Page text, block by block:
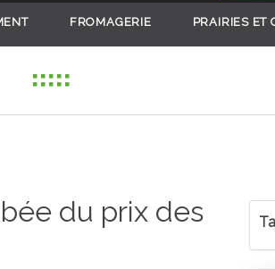
FROMAGERIE PRAIRIES ET
du prix des